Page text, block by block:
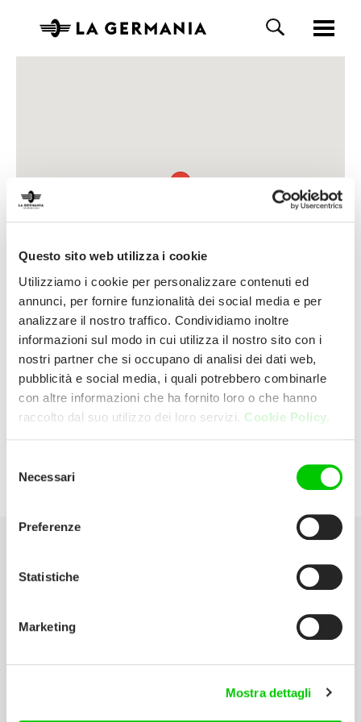
Questo sito web utilizza i cookie
Utilizziamo i cookie per personalizzare contenuti ed
annunci, per fornire funzionalità dei social media e per
analizzare il nostro traffico. Condividiamo inoltre
informazioni sul modo in cui utilizza il nostro sito con i
nostri partner che si occupano di analisi dei dati web,
pubblicità e social media, i quali potrebbero combinarle
con altre informazioni che ha fornito loro o che hanno
raccolto dal suo utilizzo dei loro servizi. Cookie Policy.
delNecessari
Preferenze
Statistiche
Marketing
Mostra dettagli
Di Lauro Domenico
Via Brasile 37 20096 Seggiano Pioltello
(Milano) Italia